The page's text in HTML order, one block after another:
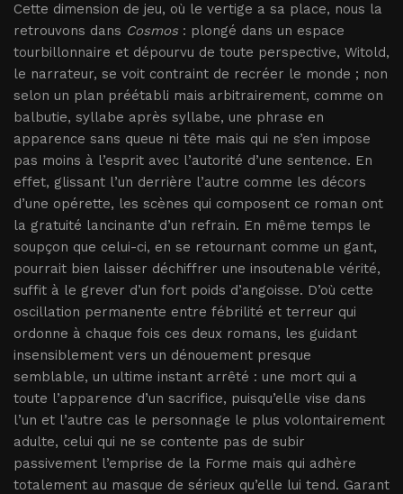
Cette dimension de jeu, où le vertige a sa place, nous la
retrouvons dans Cosmos: plongé dans un espace
tourbillonnaire et dépourvu de toute perspective, Witold,
le narrateur, se voit contraint de recréer le monde ; non
selon un plan préétabli mais arbitrairement, comme on
balbutie, syllabe après syllabe, une phrase en
apparence sans queue ni tête mais qui ne s’en impose
pas moins à l’esprit avec l’autorité d’une sentence. En
effet, glissant l’un derrière l’autre comme les décors
d’une opérette, les scènes qui composent ce roman ont
la gratuité lancinante d’un refrain. En même temps le
soupçon que celui-ci, en se retournant comme un gant,
pourrait bien laisser déchiffrer une insoutenable vérité,
suffit à le grever d’un fort poids d’angoisse. D’où cette
oscillation permanente entre fébrilité et terreur qui
ordonne à chaque fois ces deux romans, les guidant
insensiblement vers un dénouement presque
semblable, un ultime instant arrêté : une mort qui a
toute l’apparence d’un sacrifice, puisqu’elle vise dans
l’un et l’autre cas le personnage le plus volontairement
adulte, celui qui ne se contente pas de subir
passivement l’emprise de la Forme mais qui adhère
totalement au masque de sérieux qu’elle lui tend. Garant